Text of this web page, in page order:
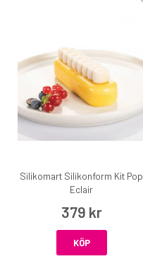
Silikomart Silikonform Kit Pop
Eclair
379 kr
KÖP